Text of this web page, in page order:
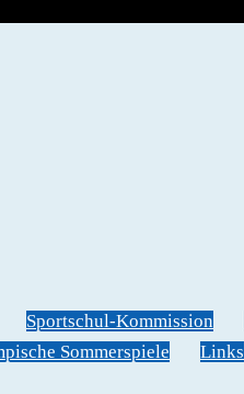
Sportschul-Kommission
Sommerspiele Links